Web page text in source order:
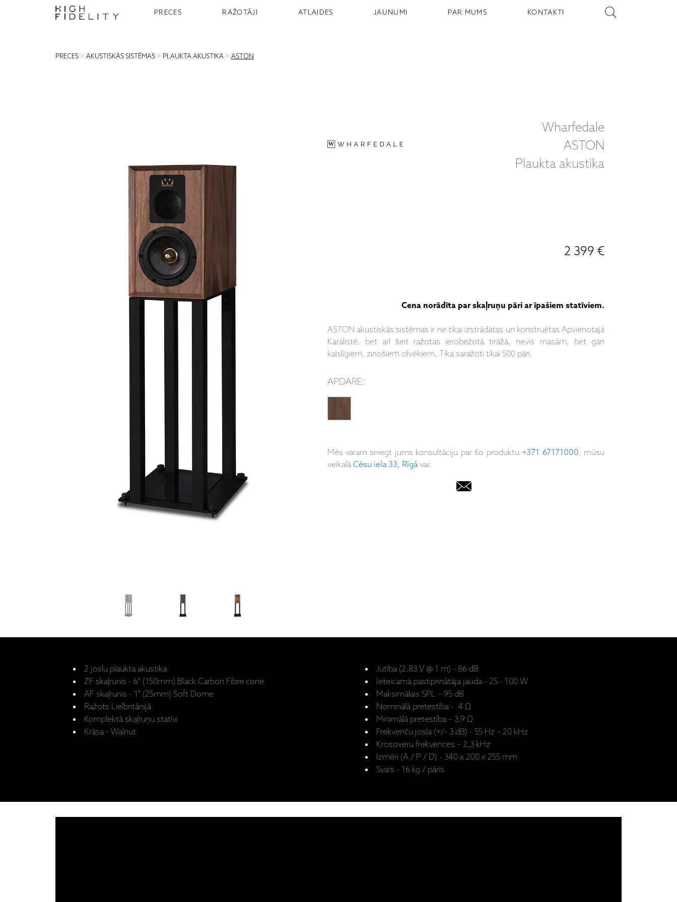
PRECES RAŽOTĀJI ATLAIDES JAUNUMI PAR MUMS KONTAKTI
PRECES > AKUSTISKĀS SISTĒMAS > PLAUKTA AKUSTIKA > ASTON
Wharfedale
ASTON
Plaukta akustika
2 399 €
Cena norādīta par skaļruņu pāri ar īpašiem statīviem.
ASTON akustiskās sistēmas ir ne tikai izstrādātas un konstruētas Apvienotajā
Karalistē, bet arī šeit ražotas ierobežotā tirāžā, nevis masām, bet gan
kaislīgiem, zinošiem cilvēkiem. Tika saražoti tikai 500 pāri.
APDARE:
Mēs varam sniegt jums konsultāciju par šo produktu+371 67171000, mūsu
veikalāCēsu iela 33, Rīgāvai:
2 joslu plaukta akustika
ZF skaļrunis - 6" (150mm) Black Carbon Fibre cone
AF skaļrunis - 1" (25mm) Soft Dome
Ražots Lielbritānijā
Komplektā skaļruņu statīvi
Krāsa - Walnut
Jutība (2.83 V @ 1 m) - 86 dB
Ieteicamā pastiprinātāja jauda - 25 - 100 W
Maksimālais SPL – 95 dB
Nominālā pretestība - 4 Ω
Minimālā pretestība – 3,9 Ω
Frekvenču josla (+/- 3 dB) - 55 Hz – 20 kHz
Krosoveru frekvences – 2,3 kHz
Izmēri (A / P / D) - 340 x 200 x 255 mm
Svars - 16 kg / pāris